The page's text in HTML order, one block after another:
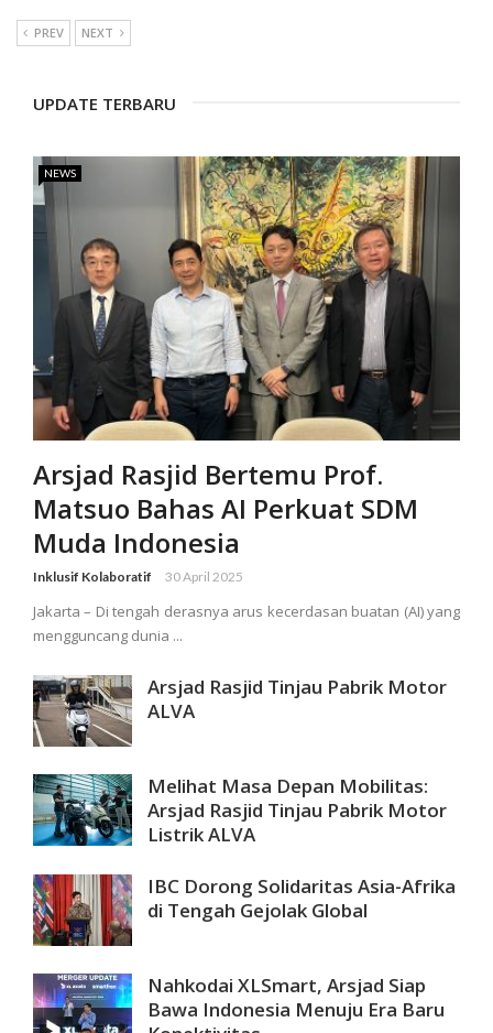
PREV NEXT
UPDATE TERBARU
NEWS
Arsjad Rasjid Bertemu Prof.
Matsuo Bahas AI Perkuat SDM
Muda Indonesia
Inklusif Kolaboratif 30 April 2025
Jakarta – Di tengah derasnya arus kecerdasan buatan (AI) yang
mengguncang dunia ...
Arsjad Rasjid Tinjau Pabrik Motor
ALVA
Melihat Masa Depan Mobilitas:
Arsjad Rasjid Tinjau Pabrik Motor
Listrik ALVA
IBC Dorong Solidaritas Asia-Afrika
di Tengah Gejolak Global
Nahkodai XLSmart, Arsjad Siap
Bawa Indonesia Menuju Era Baru